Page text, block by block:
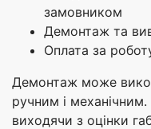
замовником
Демонтаж та
Оплата за
Демонтаж може
ручним і
виходячи з оцінки